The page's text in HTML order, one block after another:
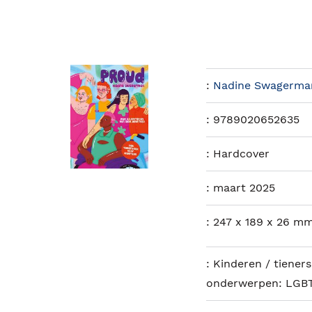
: Nadine
: 9789020652635
: Hardcover
: maart 2025
: 247 x 189 x 26
: Kinderen /
onderwerpen: